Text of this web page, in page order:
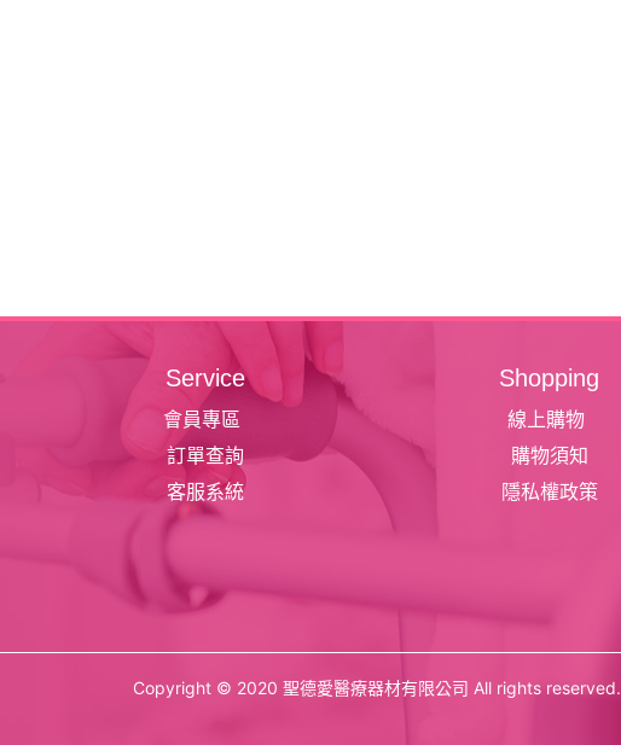
Service
會員專區
訂單查詢
客服系統
Shopping
線上購物
購物須知
隱私權政策
Copyright © 2020 聖德愛醫療器材有限公司 All rights reserved.